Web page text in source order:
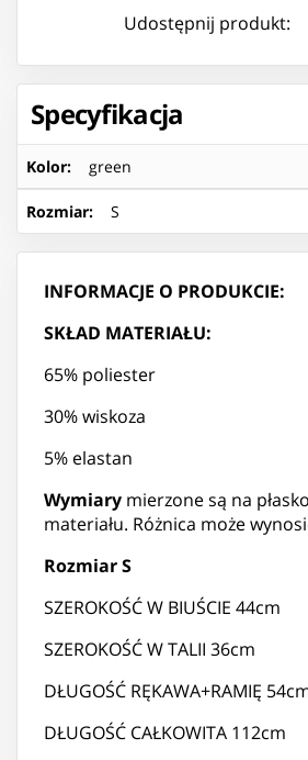
Udostępnij produkt:
Specyfikacja
Kolor: green
Rozmiar: S
INFORMACJE O PRODUKCIE:
SKŁAD MATERIAŁU:
65% poliester
30% wiskoza
5% elastan
Wymiary mierzone są na
materiału. Różnica może
Rozmiar S
SZEROKOŚĆ W BIUŚCIE 44cm
SZEROKOŚĆ W TALII 36cm
DŁUGOŚĆ RĘKAWA+RAMIĘ
DŁUGOŚĆ CAŁKOWITA 112cm